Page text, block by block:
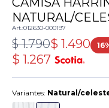
NATURAL/
012630-000197
$ 1.490
$ 1.790 16
$ 1.267
Variantes: Natural/